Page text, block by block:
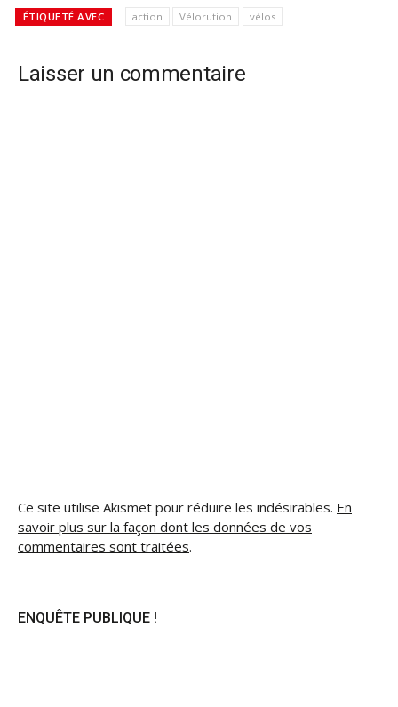
ÉTIQUETÉ AVEC action Vélorution vélos
Laisser un commentaire
Ce site utilise Akismet pour réduire les indésirables. En
savoir plus sur la façon dont les données de vos
commentaires sont traitées.
ENQUÊTE PUBLIQUE !